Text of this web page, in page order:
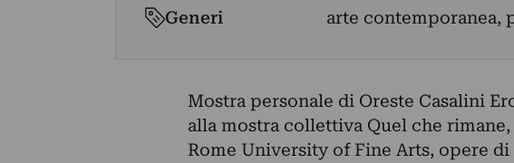
Generi arte contemporanea,
Mostra personale di Oreste Casalini
alla mostra collettiva Quel che
Rome University of Fine Arts, opere